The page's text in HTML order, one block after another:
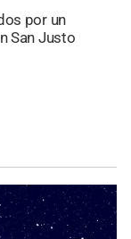
por un
San Justo